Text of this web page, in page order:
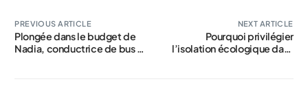
PREVIOUS ARTICLE
Plongée dans le budget de
Nadia, conductrice de bus à
NEXT ARTICLE
Pourquoi privilégier
l’isolation écologique dans